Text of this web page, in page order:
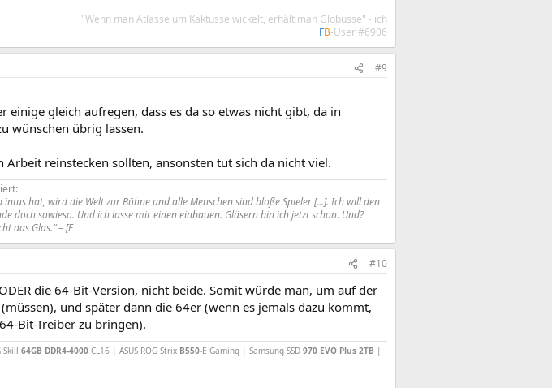
"Wenn man Atlasse um Kaktusse wickelt, erhält man Globusse" - ich
FB-User #6906
#9
einige gleich aufregen, dass es da so etwas nicht gibt, da in
wünschen übrig lassen.
reinstecken sollten, ansonsten tut sich da nicht viel.
hat, wird die Welt zur Bühne und alle Menschen sind bloße Spieler [...]. Ich will den
doch sowieso. Und ich lasse mir einen einbauen. Gläsern bin ich jetzt schon. Und?
das Glas.“ – [F
#10
die 64-Bit-Version, nicht beide. Somit würde man, um auf der
und später dann die 64er (wenn es jemals dazu kommt,
Bit-Treiber zu bringen).
64GB DDR4-4000 CL16 | ASUS ROG Strix B550-E Gaming | Samsung SSD 970 EVO Plus 2TB |